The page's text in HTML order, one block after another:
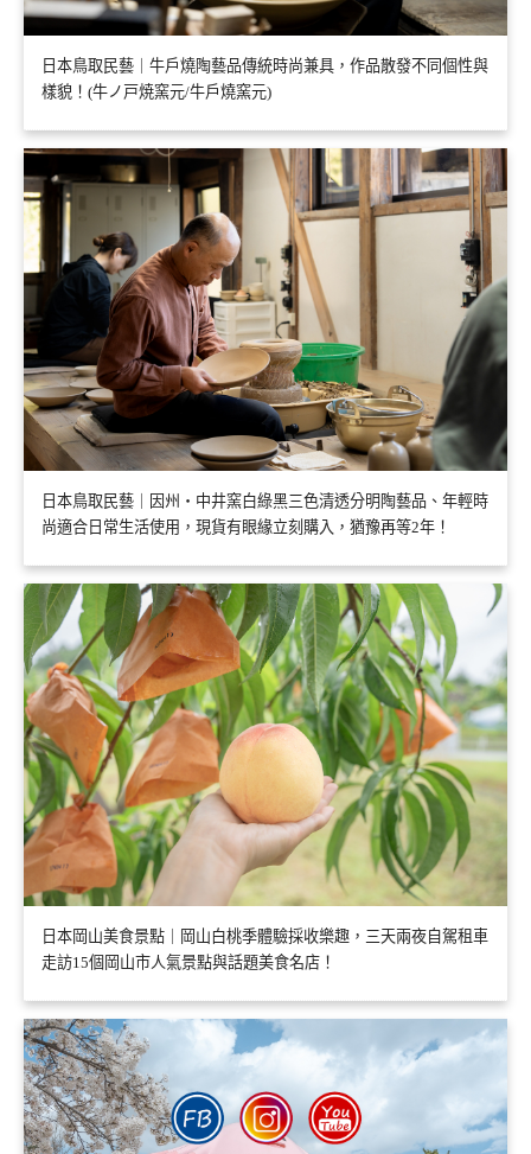
日本鳥取民藝｜牛戶燒陶藝品傳統時尚兼具，作品散發不同個性與
樣貌！(牛ノ戸焼窯元/牛戶燒窯元)
日本鳥取民藝｜因州・中井窯白綠黑三色清透分明陶藝品、年輕時
尚適合日常生活使用，現貨有眼緣立刻購入，猶豫再等2年！
日本岡山美食景點｜岡山白桃季體驗採收樂趣，三天兩夜自駕租車
走訪15個岡山市人氣景點與話題美食名店！